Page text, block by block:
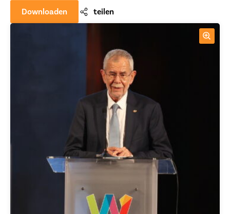
Downloaden teilen